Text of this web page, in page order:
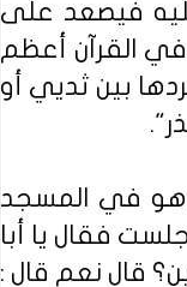
فيصعد على
القرآن أعظم
بين ثديي أو
في المسجد
فقال يا أبا
قال نعم قال :